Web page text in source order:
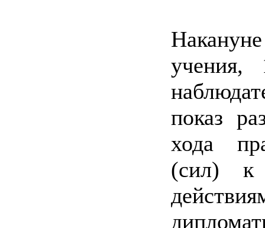
учения,
показ
хода
(сил) к